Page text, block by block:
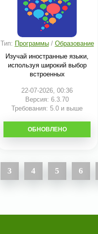
Тип: Программы/ Образование
Изучай иностранные языки,
используя широкий выбор
встроенных
22-07-2026, 00:36
Версия: 6.3.70
Требования: 5.0 и выше
СКАЧАТЬ
ОБНОВЛЕНО
3 4 5 6